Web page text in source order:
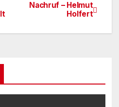
Nachruf – Helmut
Holfert